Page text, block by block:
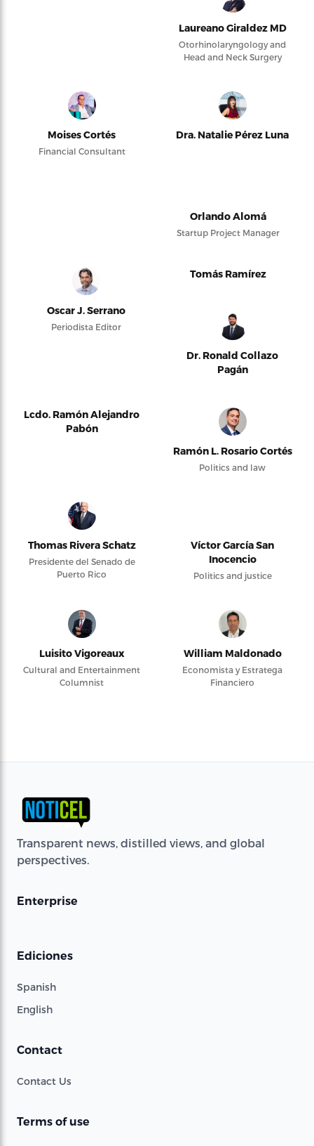
Laureano Giraldez MD
Otorhinolaryngology and
Head and Neck Surgery
Moises Cortés
Financial Consultant
Dra. Natalie Pérez Luna
Orlando Alomá
Startup Project Manager
Oscar J. Serrano
Periodista Editor
Tomás Ramírez
Dr. Ronald Collazo
Pagán
Lcdo. Ramón Alejandro
Pabón
Ramón L. Rosario Cortés
Politics and law
Thomas Rivera Schatz
Presidente del Senado de
Puerto Rico
Víctor García San
Inocencio
Politics and justice
Luisito Vigoreaux
Cultural and Entertainment
Columnist
William Maldonado
Economista y Estratega
Financiero
Transparent news, distilled views, and global
perspectives.
Enterprise
Ediciones
Spanish
English
Contact
Contact Us
Terms of use